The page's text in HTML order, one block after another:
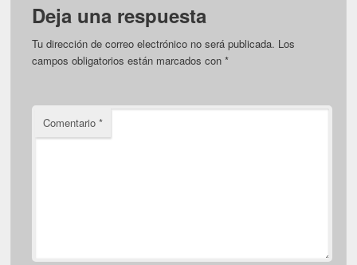
Deja una respuesta
Tu dirección de correo electrónico no será publicada. Los
campos obligatorios están marcados con*
Comentario*